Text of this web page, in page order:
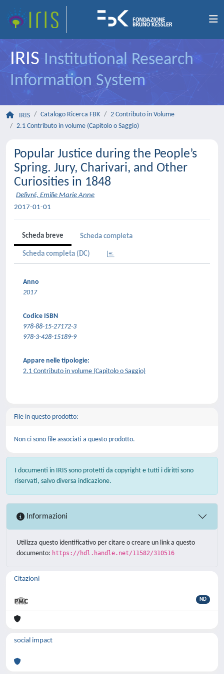
IRIS Institutional Research
Information System
IRIS Catalogo Ricerca FBK
2 Contributo in Volume
2.1 Contributo in volume (Capitolo o Saggio)
Popular Justice during the People’s
Spring. Jury, Charivari, and Other
Curiosities in 1848
Delivré, Emilie Marie Anne
2017-01-01
Scheda breve Scheda completa
Scheda completa (DC)
Anno
2017
Codice ISBN
978-88-15-27172-3
978-3-428-15189-9
Appare nelle tipologie:
2.1 Contributo in volume (Capitolo o Saggio)
File in questo prodotto:
Non ci sono file associati a questo prodotto.
I documenti in IRIS sono protetti da copyright e tutti i diritti sono
riservati, salvo diversa indicazione.
Informazioni
Utilizza questo identificativo per citare o creare un link a questo
documento: https://hdl.handle.net/11582/310516
Citazioni
ND
social impact